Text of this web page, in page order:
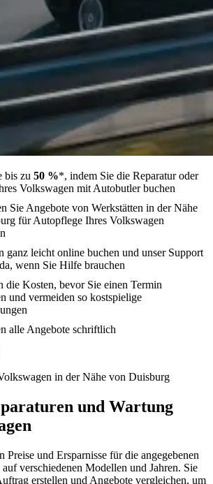
bis zu 50 %*, indem Sie die Reparatur oder
Volkswagen mit Autobutler buchen
Sie Angebote von Werkstätten in der Nähe
für Autopflege Ihres Volkswagen
ganz leicht online buchen und unser Support
wenn Sie Hilfe brauchen
die Kosten, bevor Sie einen Termin
und vermeiden so kostspielige
alle Angebote schriftlich
in der Nähe von Duisburg
und Wartung
Preise und Ersparnisse für die angegebenen
verschiedenen Modellen und Jahren. Sie
erstellen und Angebote vergleichen, um